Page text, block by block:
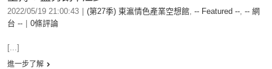
2022/05/19 21:00:43 (第27季) 東瀛情色產業空想館, -- Featured --, -- 網
台 --
0條評論
[...]
進一步了解